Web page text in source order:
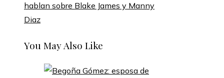
hablan sobre Blake James y Manny
Diaz
You May Also Like